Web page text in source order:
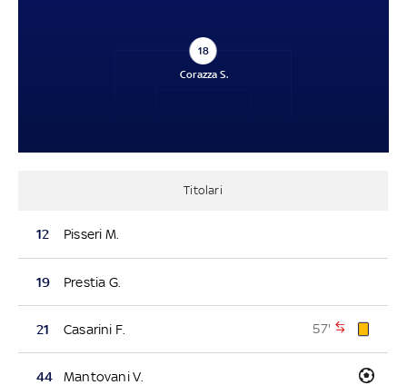
18
Corazza S.
Titolari
12 Pisseri M.
19 Prestia G.
21 Casarini F. 57'
44 Mantovani V.